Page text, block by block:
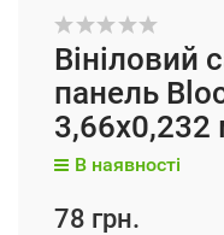
Вініловий
панель
В наявності
78 грн.